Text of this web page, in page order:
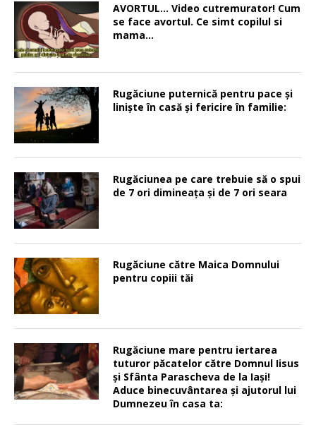
AVORTUL… Video cutremurator! Cum
se face avortul. Ce simt copilul si
mama…
Rugăciune puternică pentru pace şi
linişte în casă şi fericire în familie:
Rugăciunea pe care trebuie să o spui
de 7 ori dimineața și de 7 ori seara
Rugăciune către Maica Domnului
pentru copiii tăi
Rugăciune mare pentru iertarea
tuturor păcatelor către Domnul Iisus
şi Sfânta Parascheva de la Iaşi!
Aduce binecuvântarea şi ajutorul lui
Dumnezeu în casa ta: